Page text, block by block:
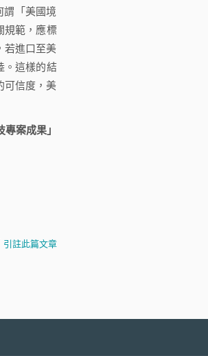
謂「美國境
規範，應標
若進口至美
。這樣的結
可信度，美
案成果」
引註此篇文章